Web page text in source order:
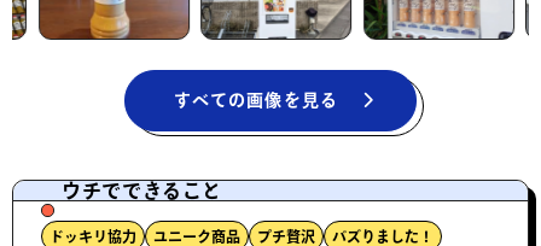
すべての画像を見る
ウチでできること
ドッキリ協力 ユニーク商品 プチ贅沢 バズりました！